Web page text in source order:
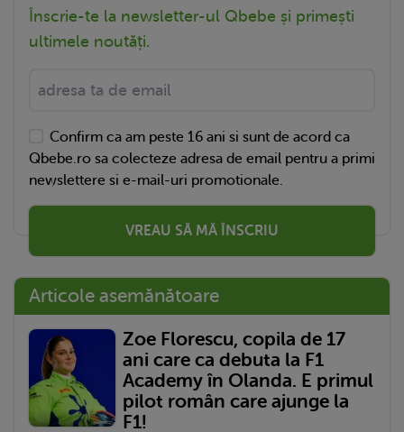
Înscrie-te la newsletter-ul Qbebe și primești
ultimele noutăți.
Confirm ca am peste 16 ani si sunt de acord ca
Qbebe.ro sa colecteze adresa de email pentru a primi
newslettere si e-mail-uri promotionale.
VREAU SĂ MĂ ÎNSCRIU
Articole asemănătoare
Zoe Florescu, copila de 17
ani care ca debuta la F1
Academy în Olanda. E primul
pilot român care ajunge la
F1!